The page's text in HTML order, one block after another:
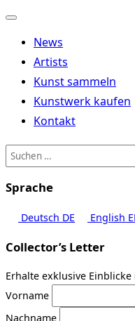
Navigation
umschalten
News
Artists
Kunst sammeln
Kunstwerk kaufen
Kontakt
Suchen
nach:
Sprache
Deutsch DE English
Collector’s Letter
Erhalte exklusive
Vorname
Nachname